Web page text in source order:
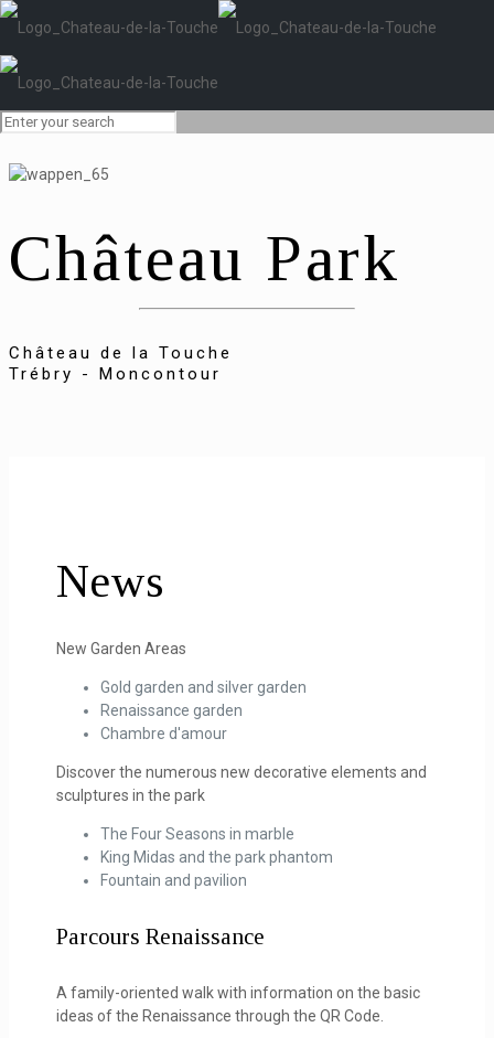
Château Park
Château de la Touche
Trébry - Moncontour
News
New Garden Areas
Gold garden and silver garden
Renaissance garden
Chambre d'amour
Discover the numerous new decorative elements and
sculptures in the park
The Four Seasons in marble
King Midas and the park phantom
Fountain and pavilion
Parcours Renaissance
A family-oriented walk with information on the basic
ideas of the Renaissance through the QR Code.